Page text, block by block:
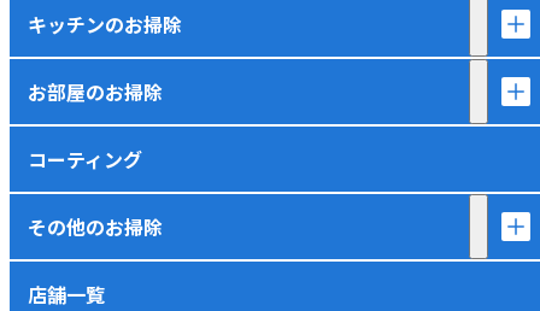
キッチンのお掃除
お部屋のお掃除
コーティング
その他のお掃除
店舗一覧